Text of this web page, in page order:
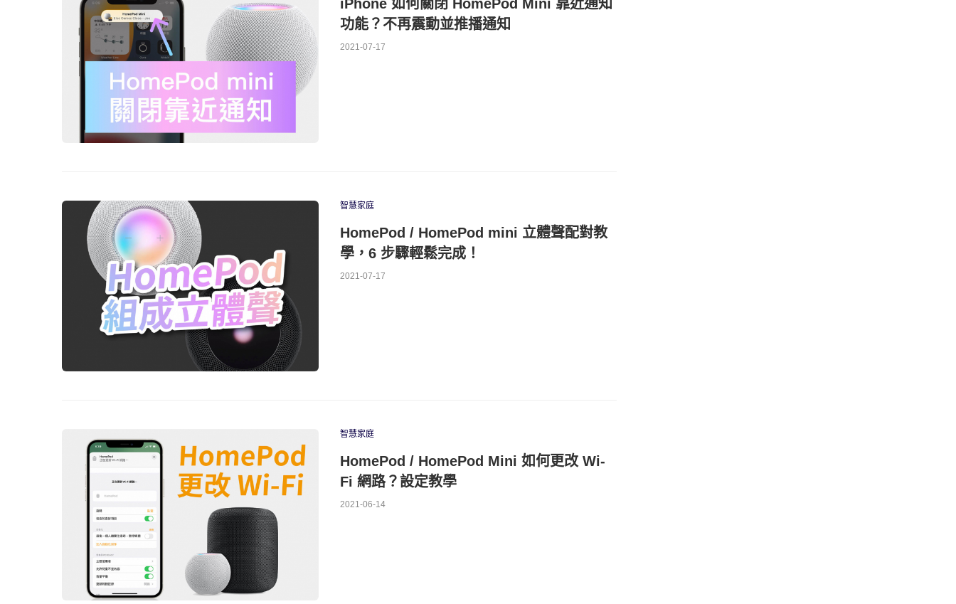
iPhone 如何關閉 HomePod Mini 靠近通知
功能？不再震動並推播通知
2021-07-17
智慧家庭
HomePod / HomePod mini 立體聲配對教
學，6 步驟輕鬆完成！
2021-07-17
智慧家庭
HomePod / HomePod Mini 如何更改 Wi-
Fi 網路？設定教學
2021-06-14